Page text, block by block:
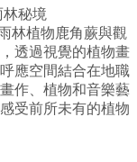
林秘境
林植物鹿角蕨與觀
透過視覺的植物畫
應空間結合在地職
作、植物和音樂藝
受前所未有的植物